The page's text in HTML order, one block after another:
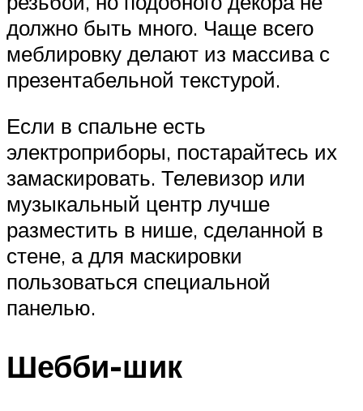
должно быть много. Чаще всего
меблировку делают из массива с
презентабельной текстурой.
Если в спальне есть
электроприборы, постарайтесь их
замаскировать. Телевизор или
музыкальный центр лучше
разместить в нише, сделанной в
стене, а для маскировки
пользоваться специальной
панелью.
Шебби-шик